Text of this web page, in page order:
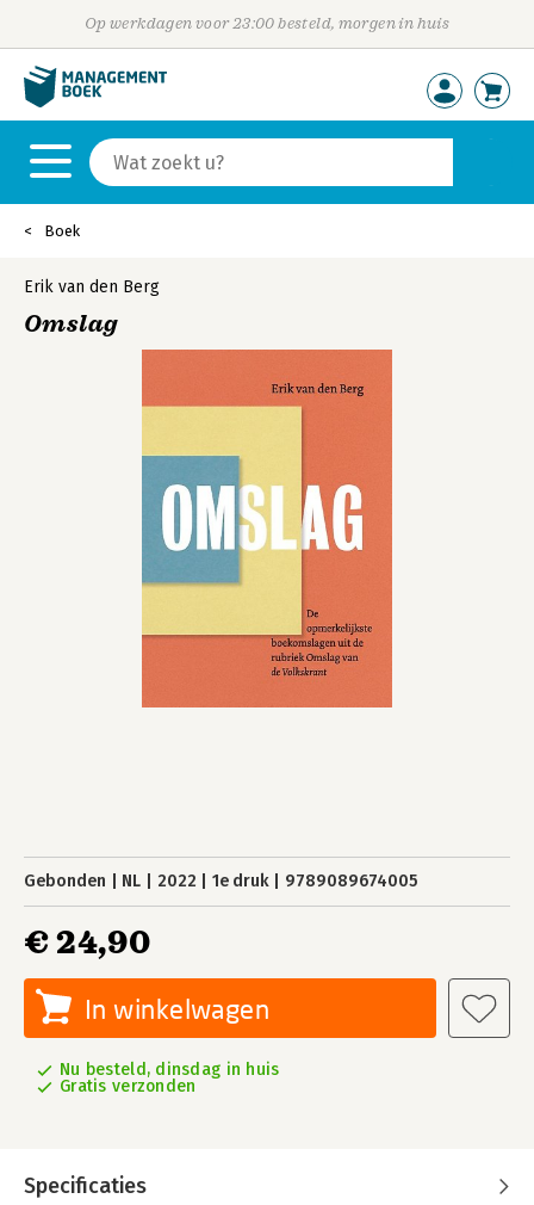
Op werkdagen voor 23:00 besteld, morgen in huis
Boek
Erik van den Berg
Omslag
Gebonden NL 2022 1e druk 9789089674005
€ 24,90
In winkelwagen
Nu besteld, dinsdag in huis
Gratis verzonden
Specificaties